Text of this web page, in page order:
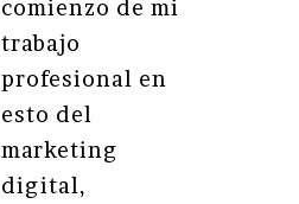
comienzo de mi
trabajo
profesional en
esto del
marketing
digital,